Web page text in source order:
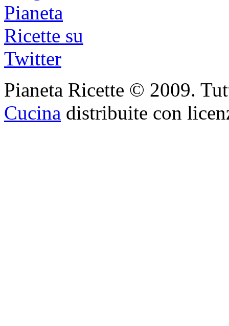
Pianeta Ricette © 2009.
Cucina distribuite con